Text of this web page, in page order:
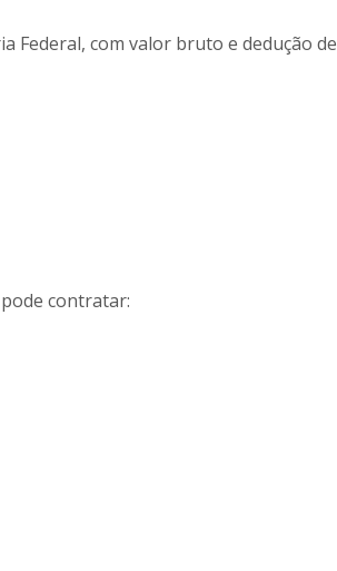
Federal, com valor bruto e dedução